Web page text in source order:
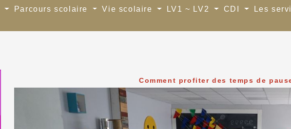
Parcours scolaire Vie scolaire LV1 ~ LV2 CDI Les
Comment profiter des temps de